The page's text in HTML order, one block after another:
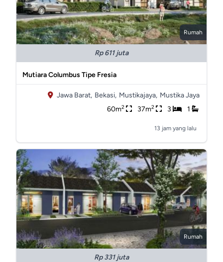
Rumah
Rp 611 juta
Mutiara Columbus Tipe Fresia
Jawa Barat, Bekasi, Mustikajaya, Mustika Jaya
60m2 37m2 3 1
13 jam yang lalu
Rumah
Rp 331 juta